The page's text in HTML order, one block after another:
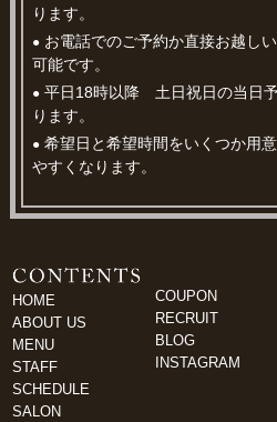
ります。
● お電話でのご予約か直接お越し
可能です。
● 平日18時以降 土日祝日の当日
ります。
● 希望日と希望時間をいくつか用
やすくなります。
HOME
ABOUT US
MENU
STAFF
SCHEDULE
SALON
COUPON
RECRUIT
BLOG
INSTAGRAM